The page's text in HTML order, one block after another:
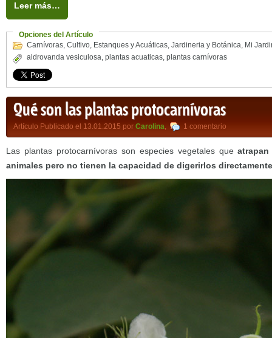
Leer más…
Opciones del Artículo
Carnívoras, Cultivo, Estanques y Acuáticas, Jardineria y Botánica, Mi
aldrovanda vesiculosa, plantas acuaticas, plantas carnívoras
Qué son las plantas protocarnívoras
Artículo Publicado el 13.01.2015 por Carolina, 1 comentario
Las plantas protocarnívoras son especies vegetales que
animales pero no tienen la capacidad de digerirlos directamente